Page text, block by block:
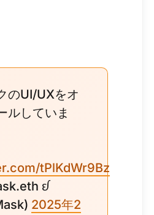
のUI/UXをオ
ルしていま
tPlKdWr9Bz
ᦊ
2025年2